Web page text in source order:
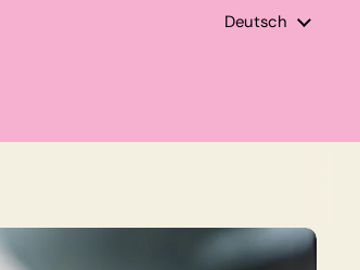
Sprache
Deutsch